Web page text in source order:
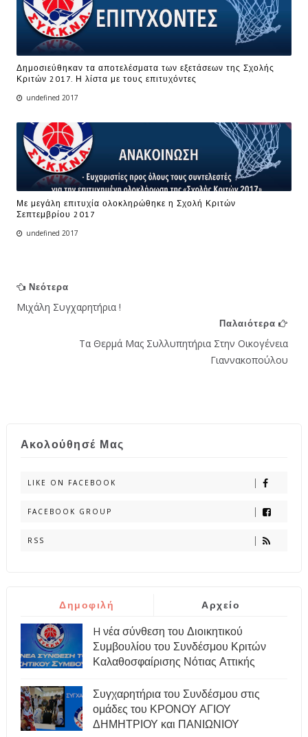
Δημοσιεύθηκαν τα αποτελέσματα των εξετάσεων της Σχολής
Κριτών 2017. Η λίστα με τους επιτυχόντες
undefined 2017
Με μεγάλη επιτυχία ολοκληρώθηκε η Σχολή Κριτών
Σεπτεμβρίου 2017
undefined 2017
Νεότερα
Μιχάλη Συγχαρητήρια !
Παλαιότερα
Τα Θερμά Μας Συλλυπητήρια Στην Οικογένεια
Γιαννακοπούλου
Ακολούθησέ Μας
LIKE ON FACEBOOK
FACEBOOK GROUP
RSS
Δημοφιλή Αρχείο
H νέα σύνθεση του Διοικητικού
Συμβουλίου του Συνδέσμου Κριτών
Καλαθοσφαίρισης Νότιας Αττικής
Συγχαρητήρια του Συνδέσμου στις
ομάδες του ΚΡΟΝΟΥ ΑΓΙΟΥ
ΔΗΜΗΤΡΙΟΥ και ΠΑΝΙΩΝΙΟΥ